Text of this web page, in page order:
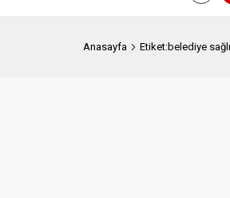
Anasayfa Etiket:belediye